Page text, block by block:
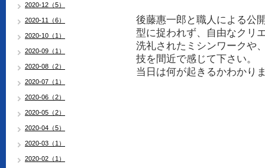
後藤惠一郎と職人による公
型に捉われず、自由なクリ
洗礼されたミシンワークや
技を間近で感じて下さい。
当日は何が起きるかわかり
2020-12（5）
2020-11（6）
2020-10（1）
2020-09（1）
2020-08（2）
2020-07（1）
2020-06（2）
2020-05（2）
2020-04（5）
2020-03（1）
2020-02（1）